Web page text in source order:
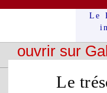
Le
ouvrir sur
Le